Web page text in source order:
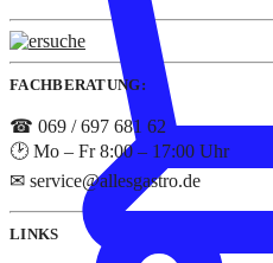
FACHBERATUNG:
☎ 069 / 697 681 62
🕑 Mo – Fr 8:00 – 17:00 Uhr
✉ service@allesgastro.de
LINKS